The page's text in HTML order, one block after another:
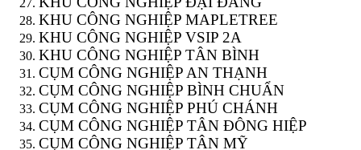
KHU CÔNG NGHIỆP MAPLETREE
KHU CÔNG NGHIỆP VSIP 2A
KHU CÔNG NGHIỆP TÂN BÌNH
CỤM CÔNG NGHIỆP AN THẠNH
CỤM CÔNG NGHIỆP BÌNH CHUẨN
CỤM CÔNG NGHIỆP PHÚ CHÁNH
CỤM CÔNG NGHIỆP TÂN ĐÔNG HIỆP
CỤM CÔNG NGHIỆP TÂN MỸ